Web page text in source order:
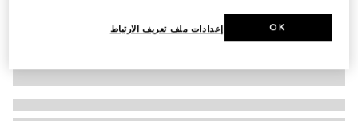
إعدادات ملف تعريف الارتباط OK